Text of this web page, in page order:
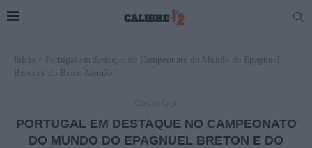
Início » Portugal em destaque no Campeonato do Mundo do Epagnuel
Breton e do Braco Alemão
Cães de Caça
PORTUGAL EM DESTAQUE NO CAMPEONATO
DO MUNDO DO EPAGNUEL BRETON E DO